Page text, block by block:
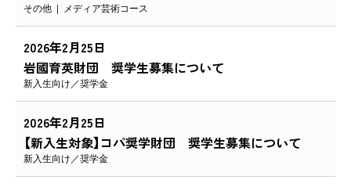
その他 メディア芸術コース
2026年2月25日
岩國育英財団 奨学生募集について
新入生向け 奨学金
2026年2月25日
【新入生対象】コパ奨学財団 奨学生募集について
新入生向け 奨学金